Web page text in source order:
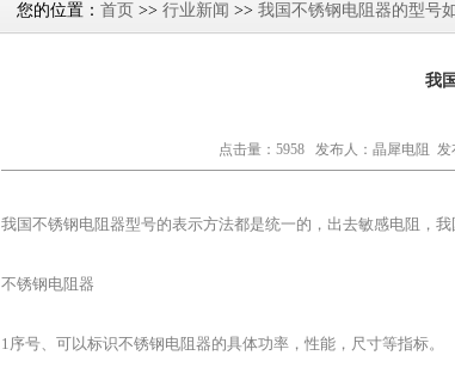
您的位置： 首页 >> 行业新闻 >> 我国不锈钢电阻器的型号
我
点击量：5958 发布人：晶犀电阻 发
我国不锈钢电阻器型号的表示方法都是统一的，出去敏感电阻，我
不锈钢电阻器
1序号、可以标识不锈钢电阻器的具体功率，性能，尺寸等指标。